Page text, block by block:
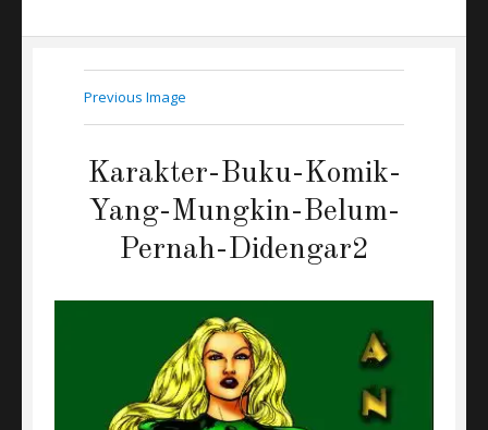
Previous Image
Karakter-Buku-Komik-
Yang-Mungkin-Belum-
Pernah-Didengar2